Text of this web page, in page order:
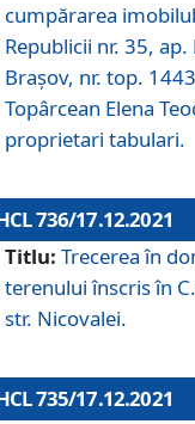
cumpărarea
Republicii nr. 35,
Brașov, nr. top.
Topârcean Elena
proprietari tabulari.
736/17.12.2021
Titlu: Trecerea în
terenului înscris în
str. Nicovalei.
735/17.12.2021